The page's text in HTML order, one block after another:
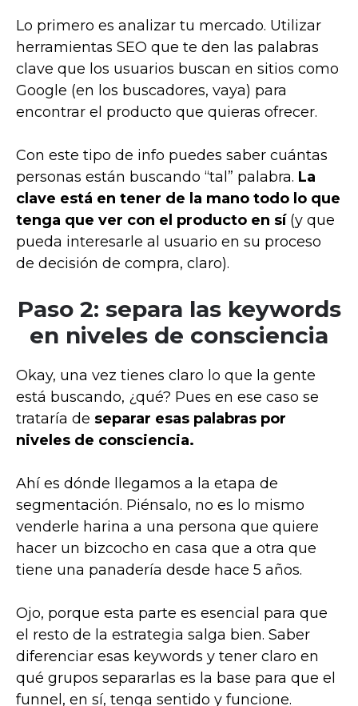
Lo primero es analizar tu mercado. Utilizar
herramientas SEO que te den las palabras
clave que los usuarios buscan en sitios como
Google (en los buscadores, vaya) para
encontrar el producto que quieras ofrecer.
Con este tipo de info puedes saber cuántas
personas están buscando “tal” palabra. La
clave está en tener de la mano todo lo que
tenga que ver con el producto en sí(y que
pueda interesarle al usuario en su proceso
de decisión de compra, claro).
Paso 2: separa las keywords
en niveles de consciencia
Okay, una vez tienes claro lo que la gente
está buscando, ¿qué? Pues en ese caso se
trataría de separar esas palabras por
niveles de consciencia.
Ahí es dónde llegamos a la etapa de
segmentación. Piénsalo, no es lo mismo
venderle harina a una persona que quiere
hacer un bizcocho en casa que a otra que
tiene una panadería desde hace 5 años.
Ojo, porque esta parte es esencial para que
el resto de la estrategia salga bien. Saber
diferenciar esas keywords y tener claro en
qué grupos separarlas es la base para que el
funnel, en sí, tenga sentido y funcione.